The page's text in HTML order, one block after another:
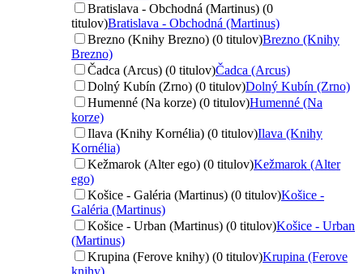
Bratislava - Obchodná (Martinus) (0
titulov)Bratislava - Obchodná (Martinus)
Brezno (Knihy Brezno) (0 titulov)Brezno (Knihy
Brezno)
Čadca (Arcus) (0 titulov)Čadca (Arcus)
Dolný Kubín (Zrno) (0 titulov)Dolný Kubín (Zrno)
Humenné (Na korze) (0 titulov)Humenné (Na
korze)
Ilava (Knihy Kornélia) (0 titulov)Ilava (Knihy
Kornélia)
Kežmarok (Alter ego) (0 titulov)Kežmarok (Alter
ego)
Košice - Galéria (Martinus) (0 titulov)Košice -
Galéria (Martinus)
Košice - Urban (Martinus) (0 titulov)Košice - Urban
(Martinus)
Krupina (Ferove knihy) (0 titulov)Krupina (Ferove
knihy)